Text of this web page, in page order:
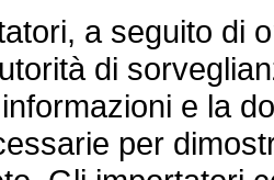
a seguito di
di
e la
per